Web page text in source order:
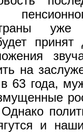
на
63 года,
и